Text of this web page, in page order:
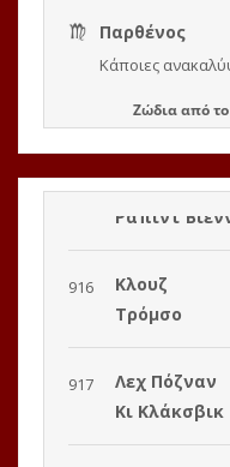
Ζώδιααπό το